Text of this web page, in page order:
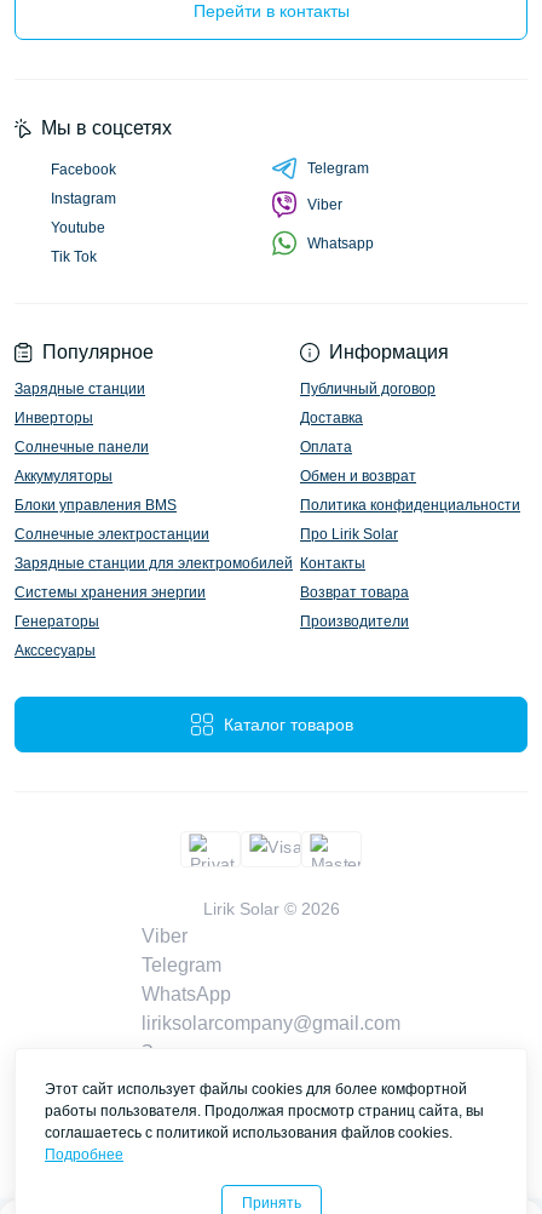
Перейти в контакты
Популярное
Зарядные станции
Инверторы
Солнечные панели
Аккумуляторы
Блоки управления BMS
Солнечные электростанции
Зарядные станции для электромобилей
Системы хранения энергии
Генераторы
Акссесуары
Информация
Публичный договор
Доставка
Оплата
Обмен и возврат
Политика конфиденциальности
Про Lirik Solar
Контакты
Возврат товара
Производители
Каталог товаров
Мы в соцсетях
Facebook
Instagram
Youtube
Tik Tok
Telegram
Viber
Whatsapp
Lirik Solar © 2026
Viber
Telegram
WhatsApp
liriksolarcompany@gmail.com
Заказать звонок
Контакты
Этот сайт использует файлы cookies для более комфортной
работы пользователя. Продолжая просмотр страниц сайта, вы
соглашаетесь с политикой использования файлов cookies.
Подробнее
Принять